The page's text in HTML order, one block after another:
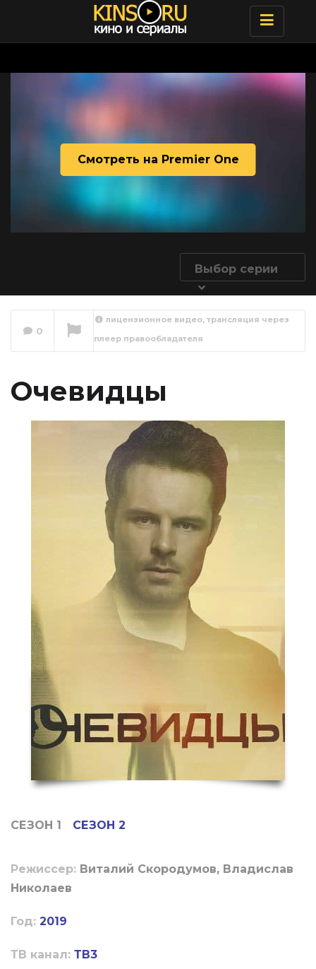
Toggle
Смотреть на Premier One
Выбор серии
0
лицензионное видео, трансляция через
плеер правообладателя
Очевидцы
СЕЗОН 1 СЕЗОН 2
Режиссер: Виталий Скородумов, Владислав
Николаев
Год: 2019
ТВ канал: ТВ3